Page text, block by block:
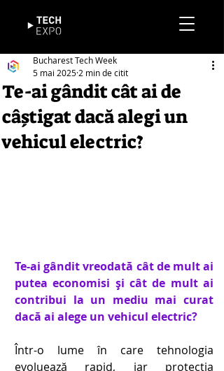
Te-ai gândit cât ai de
câștigat dacă alegi un
vehicul electric?
Bucharest Tech Week
5 mai 2025 2 min de citit
Te-ai gândit vreodată cât de mult ai
putea economisi și cât de mult ai
contribui la un mediu mai curat
dacă ai alege un vehicul electric?
Într-o lume în care tehnologia
evoluează rapid, iar protecția